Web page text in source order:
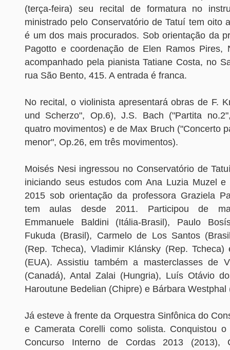
(terça-feira) seu recital de formatura no
ministrado pelo Conservatório de Tatuí tem oito
é um dos mais procurados. Sob orientação da
Pagotto e coordenação de Elen Ramos Pires,
acompanhado pela pianista Tatiane Costa, no
rua São Bento, 415. A entrada é franca.
No recital, o violinista apresentará obras de F.
und Scherzo", Op.6), J.S. Bach ("Partita
quatro movimentos) e de Max Bruch ("Concerto
menor", Op.26, em três movimentos).
Moisés Nesi ingressou no Conservatório de
iniciando seus estudos com Ana Luzia Muzel e
2015 sob orientação da professora Graziela
tem aulas desde 2011. Participou de
Emmanuele Baldini (Itália-Brasil), Paulo
Fukuda (Brasil), Carmelo de Los Santos
(Rep. Tcheca), Vladimir Klánsky (Rep. Tcheca)
(EUA). Assistiu também a masterclasses de
(Canadá), Antal Zalai (Hungria), Luís Otávio
Haroutune Bedelian (Chipre) e Bárbara Westphal
Já esteve à frente da Orquestra Sinfônica do
e Camerata Corelli como solista. Conquistou
Concurso Interno de Cordas 2013 (2013),